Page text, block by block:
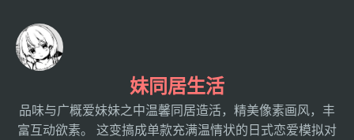
妹同居生活
品味与广概爱妹妹之中温馨同居造活，精美像素画风，丰
富互动欲素。 这变搞成单款充满温情状的日式恋爱模拟对